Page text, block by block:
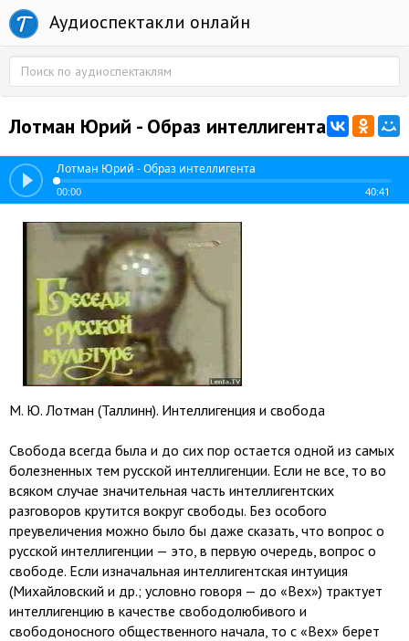
Аудиоспектакли онлайн
Лотман Юрий - Образ интеллигента
Лотман Юрий - Образ интеллигента
00:00 40:41
М. Ю. Лотман (Таллинн). Интеллигенция и свобода
Свобода всегда была и до сих пор остается одной из самых
болезненных тем русской интеллигенции. Если не все, то во
всяком случае значительная часть интеллигентских
разговоров крутится вокруг свободы. Без особого
преувеличения можно было бы даже сказать, что вопрос о
русской интеллигенции — это, в первую очередь, вопрос о
свободе. Если изначальная интеллигентская интуиция
(Михайловский и др.; условно говоря — до «Вех») трактует
интеллигенцию в качестве свободолюбивого и
свободоносного общественного начала, то с «Вех» берет